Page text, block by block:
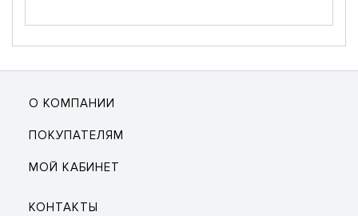
О КОМПАНИИ
ПОКУПАТЕЛЯМ
МОЙ КАБИНЕТ
КОНТАКТЫ